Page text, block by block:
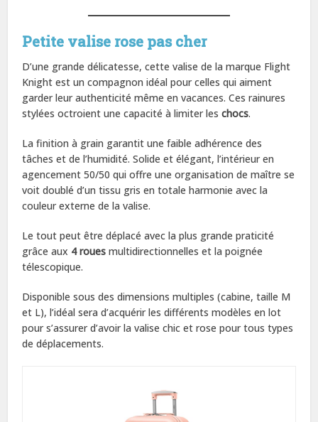
Petite valise rose pas cher
D’une grande délicatesse, cette valise de la marque Flight
Knight est un compagnon idéal pour celles qui aiment
garder leur authenticité même en vacances. Ces rainures
stylées octroient une capacité à limiter leschocs.
La finition à grain garantit une faible adhérence des
tâches et de l’humidité. Solide et élégant, l’intérieur en
agencement 50/50 qui offre une organisation de maître se
voit doublé d’un tissu gris en totale harmonie avec la
couleur externe de la valise.
Le tout peut être déplacé avec la plus grande praticité
grâce aux 4 rouesmultidirectionnelles et la poignée
télescopique.
Disponible sous des dimensions multiples (cabine, taille M
et L), l’idéal sera d’acquérir les différents modèles en lot
pour s’assurer d’avoir la valise chic et rose pour tous types
de déplacements.